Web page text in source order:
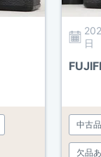
日
中古品
欠品